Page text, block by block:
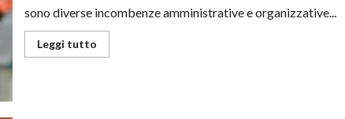
sono diverse incombenze amministrative e organizzative...
Leggi tuttoLeggi
di